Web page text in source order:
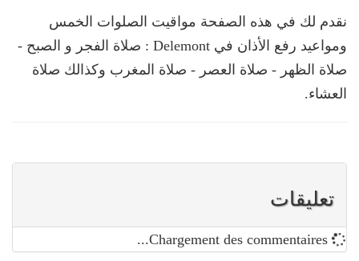
نقدم لك في هذه الصفحة مواقيت الصلوات الخمس
ومواعيد رفع الأذان في Delemont : صلاة الفجر و الصبح -
صلاة الظهر - صلاة العصر - صلاة المغرب وكذالك صلاة
العشاء.
تعليقات
Chargement des commentaires...